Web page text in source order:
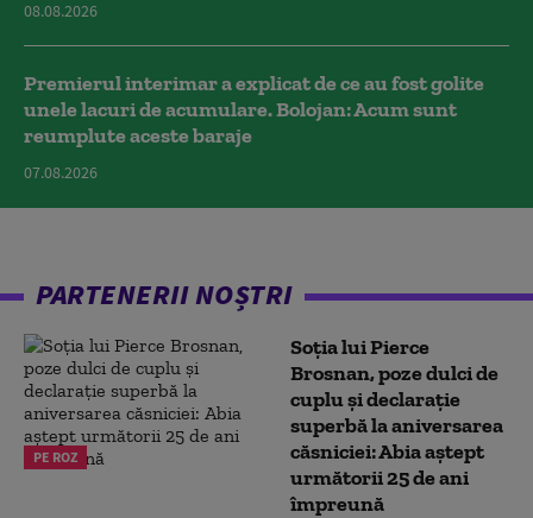
08.08.2026
Premierul interimar a explicat de ce au fost golite
unele lacuri de acumulare. Bolojan: Acum sunt
reumplute aceste baraje
07.08.2026
PARTENERII NOȘTRI
PE ROZ
Soția lui Pierce
Brosnan, poze dulci de
cuplu și declarație
superbă la aniversarea
căsniciei: Abia aștept
următorii 25 de ani
împreună